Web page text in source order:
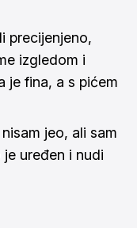
precijenjeno,
izgledom i
je fina, a s pićem
jeo, ali sam
uređen i nudi